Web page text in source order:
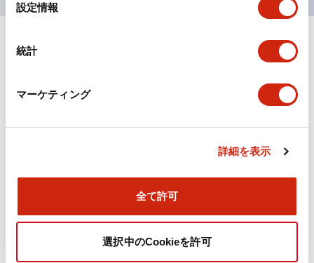
設定情報
統計
マーケティング
詳細を表示
全て許可
選択中のCookieを許可
ドキュメントとファイル
年6月版）（日本語）
4.92MB